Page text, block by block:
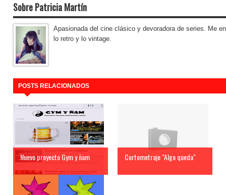
Sobre Patricia Martín
Apasionada del cine clásico y devoradora de series. Me
lo retro y lo vintage.
POSTS RELACIONADOS
Nuevo proyecto Gym y ñam Cortometraje "Algo queda"